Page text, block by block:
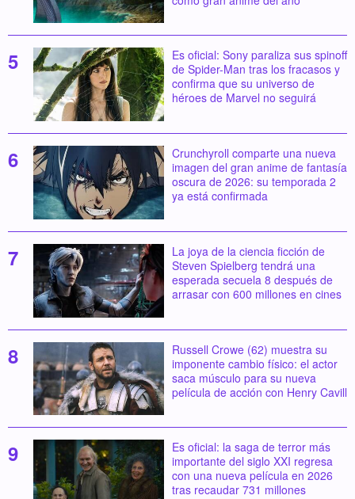
Es oficial: Sony paraliza sus spinoff
de Spider-Man tras los fracasos y
confirma que su universo de
héroes de Marvel no seguirá
Crunchyroll comparte una nueva
imagen del gran anime de fantasía
oscura de 2026: su temporada 2
ya está confirmada
La joya de la ciencia ficción de
Steven Spielberg tendrá una
esperada secuela 8 después de
arrasar con 600 millones en cines
Russell Crowe (62) muestra su
imponente cambio físico: el actor
saca músculo para su nueva
película de acción con Henry Cavill
Es oficial: la saga de terror más
importante del siglo XXI regresa
con una nueva película en 2026
tras recaudar 731 millones